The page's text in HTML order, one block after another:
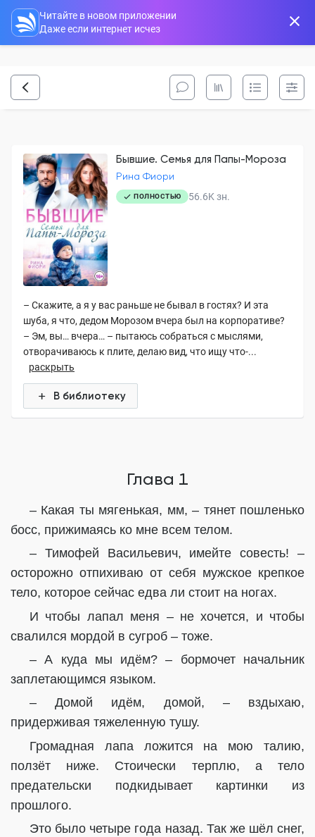
Читайте в новом приложении
Даже если интернет исчез
Бывшие. Семья для Папы-Мороза
Рина Фиори
ПОЛНОСТЬЮ 56.6K зн.
– Скажите, а я у вас раньше не бывал в гостях? И эта
шуба, я что, дедом Морозом вчера был на корпоративе?
– Эм, вы… вчера… – пытаюсь собраться с мыслями,
отворачиваюсь к плите, делаю вид, что ищу что-...
раскрыть
В библиотеку
Глава 1
– Какая ты мягенькая, мм, – тянет пошленько
босс, прижимаясь ко мне всем телом.
– Тимофей Васильевич, имейте совесть! –
осторожно отпихиваю от себя мужское крепкое
тело, которое сейчас едва ли стоит на ногах.
И чтобы лапал меня – не хочется, и чтобы
свалился мордой в сугроб – тоже.
– А куда мы идём? – бормочет начальник
заплетающимся языком.
– Домой идём, домой, – вздыхаю,
придерживая тяжеленную тушу.
Громадная лапа ложится на мою талию,
ползёт ниже. Стоически терплю, а тело
предательски подкидывает картинки из
прошлого.
Это было четыре года назад. Так же шёл снег,